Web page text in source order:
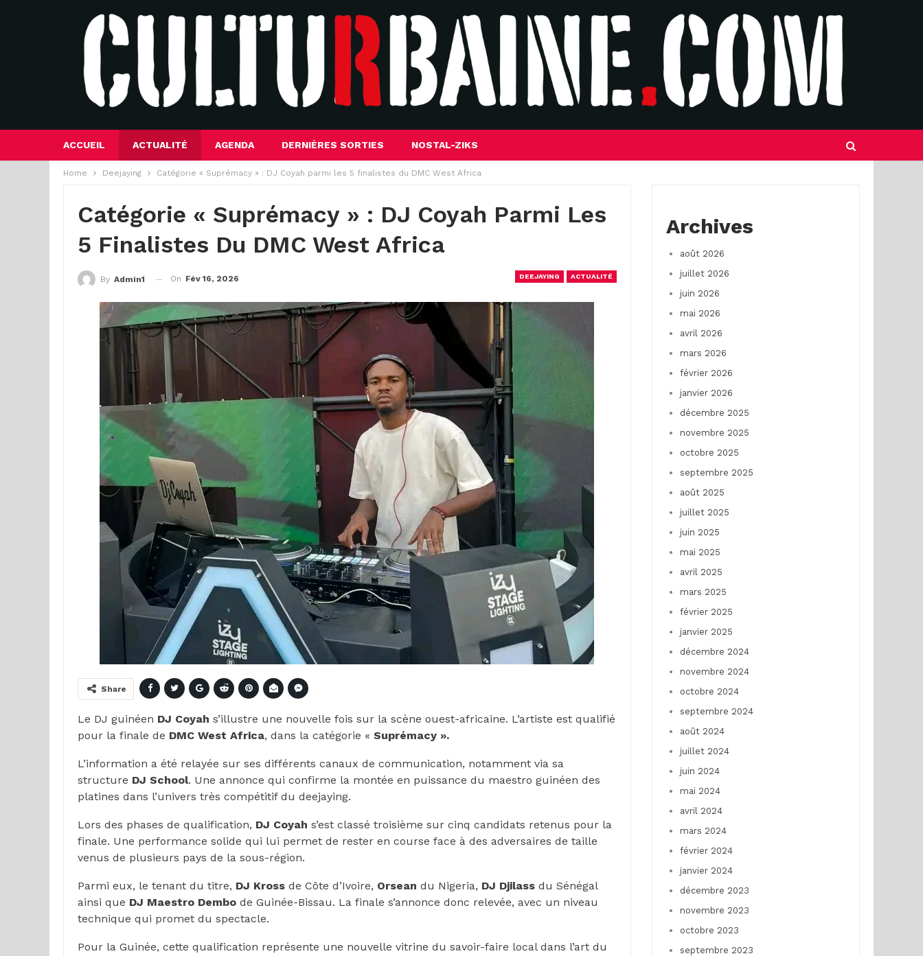
ACCUEIL ACTUALITÉ AGENDA DERNIÈRES SORTIES NOSTAL-ZIKS
Home Deejaying Catégorie « Suprémacy » : DJ Coyah parmi les 5 finalistes du DMC West Africa
Catégorie « Suprémacy » : DJ Coyah Parmi Les
5 Finalistes Du DMC West Africa
DEEJAYING ACTUALITÉ
By Admin1 On Fév 16, 2026
Share
Le DJ guinéen DJ Coyah s’illustre une nouvelle fois sur la scène ouest-africaine. L’artiste est qualifié
pour la finale de DMC West Africa, dans la catégorie « Suprémacy ».
L’information a été relayée sur ses différents canaux de communication, notamment via sa
structure DJ School. Une annonce qui confirme la montée en puissance du maestro guinéen des
platines dans l’univers très compétitif du deejaying.
Lors des phases de qualification, DJ Coyah s’est classé troisième sur cinq candidats retenus pour la
finale. Une performance solide qui lui permet de rester en course face à des adversaires de taille
venus de plusieurs pays de la sous-région.
Parmi eux, le tenant du titre, DJ Kross de Côte d’Ivoire, Orsean du Nigeria, DJ Djilass du Sénégal
ainsi que DJ Maestro Dembo de Guinée-Bissau. La finale s’annonce donc relevée, avec un niveau
technique qui promet du spectacle.
Pour la Guinée, cette qualification représente une nouvelle vitrine du savoir-faire local dans l’art du
Archives
août 2026
juillet 2026
juin 2026
mai 2026
avril 2026
mars 2026
février 2026
janvier 2026
décembre 2025
novembre 2025
octobre 2025
septembre 2025
août 2025
juillet 2025
juin 2025
mai 2025
avril 2025
mars 2025
février 2025
janvier 2025
décembre 2024
novembre 2024
octobre 2024
septembre 2024
août 2024
juillet 2024
juin 2024
mai 2024
avril 2024
mars 2024
février 2024
janvier 2024
décembre 2023
novembre 2023
octobre 2023
septembre 2023